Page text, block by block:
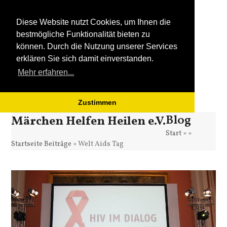
Diese Website nutzt Cookies, um Ihnen die
bestmögliche Funktionalität bieten zu
können. Durch die Nutzung unserer Services
erklären Sie sich damit einverstanden.
Mehr erfahren...
Zustimmen
Skip
content
Märchen Helfen Heilen e.V.
Open
mobile
Close
mobile
Blog
Start » »
Startseite Beiträge »Welt Aids Tag